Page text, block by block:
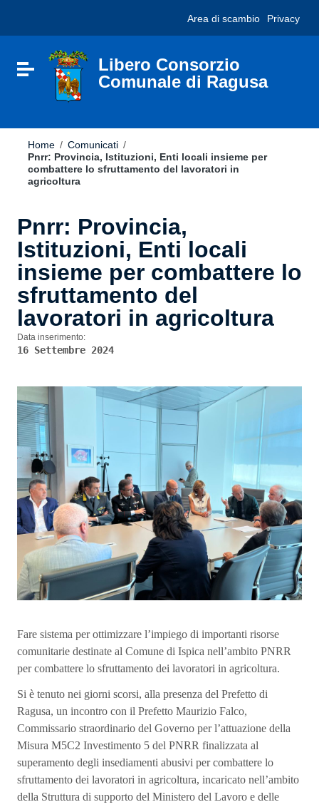
sito
include
Vai al footer
Area di scambio Privacy
Attiva / disattiva la navigazione
Libero Consorzio
Comunale di Ragusa
Home / Comunicati /
Pnrr: Provincia, Istituzioni, Enti locali insieme per
combattere lo sfruttamento del lavoratori in
agricoltura
Pnrr: Provincia,
Istituzioni, Enti locali
insieme per combattere lo
sfruttamento del
lavoratori in agricoltura
Data inserimento:
16 Settembre 2024
Fare sistema per ottimizzare l’impiego di importanti risorse
comunitarie destinate al Comune di Ispica nell’ambito PNRR
per combattere lo sfruttamento dei lavoratori in agricoltura.
Si è tenuto nei giorni scorsi, alla presenza del Prefetto di
Ragusa, un incontro con il Prefetto Maurizio Falco,
Commissario straordinario del Governo per l’attuazione della
Misura M5C2 Investimento 5 del PNRR finalizzata al
superamento degli insediamenti abusivi per combattere lo
sfruttamento dei lavoratori in agricoltura, incaricato nell’ambito
della Struttura di supporto del Ministero del Lavoro e delle